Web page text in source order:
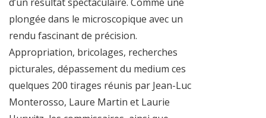
plongée dans le microscopique avec un
rendu fascinant de précision.
Appropriation, bricolages, recherches
picturales, dépassement du medium ces
quelques 200 tirages réunis par Jean-Luc
Monterosso, Laure Martin et Laurie